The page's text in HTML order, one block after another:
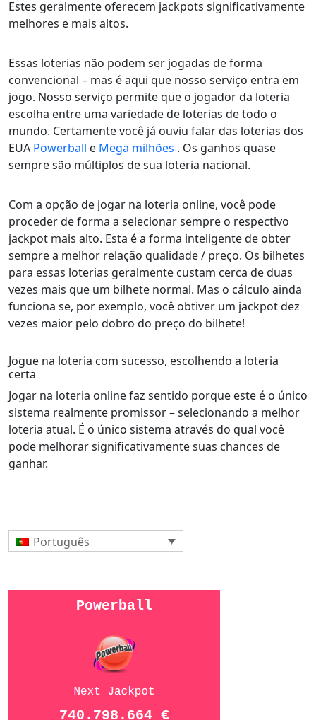
Estes geralmente oferecem jackpots significativamente
melhores e mais altos.
Essas loterias não podem ser jogadas de forma
convencional – mas é aqui que nosso serviço entra em
jogo. Nosso serviço permite que o jogador da loteria
escolha entre uma variedade de loterias de todo o
mundo. Certamente você já ouviu falar das loterias dos
EUA Powerball e Mega milhões . Os ganhos quase
sempre são múltiplos de sua loteria nacional.
Com a opção de jogar na loteria online, você pode
proceder de forma a selecionar sempre o respectivo
jackpot mais alto. Esta é a forma inteligente de obter
sempre a melhor relação qualidade / preço. Os bilhetes
para essas loterias geralmente custam cerca de duas
vezes mais que um bilhete normal. Mas o cálculo ainda
funciona se, por exemplo, você obtiver um jackpot dez
vezes maior pelo dobro do preço do bilhete!
Jogue na loteria com sucesso, escolhendo a loteria
certa
Jogar na loteria online faz sentido porque este é o único
sistema realmente promissor – selecionando a melhor
loteria atual. É o único sistema através do qual você
pode melhorar significativamente suas chances de
ganhar.
Português